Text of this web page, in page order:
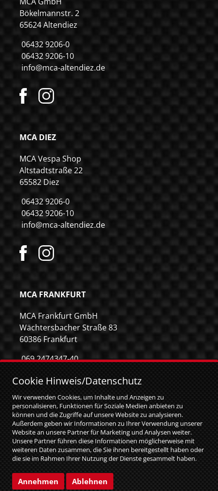
Bökelmannstr. 2
65624 Altendiez
06432 9206-0
06432 9206-10
info@mca-altendiez.de
MCA DIEZ
MCA Vespa Shop
Altstadtstraße 22
65582 Diez
06432 9206-0
06432 9206-10
info@mca-altendiez.de
MCA FRANKFURT
MCA Frankfurt GmbH
Wächtersbacher Straße 83
60386 Frankfurt
069 2474347-40
info@mca-frankfurt.de
© MCA GmbH 2026|web relaunch by attentio
Cookie Hinweis/Datenschutz
Wir verwenden Cookies, um Inhalte und Anzeigen zu
personalisieren, Funktionen für Soziale Medien anbieten zu
können und die Zugriffe auf unsere Website zu analysieren.
Außerdem geben wir Informationen zu Ihrer Verwendung unserer
Website an unsere Partner für Marketing und Analysen weiter.
Unsere Partner führen diese Informationen möglicherweise mit
weiteren Daten zusammen, die Sie ihnen bereitgestellt haben oder
die sie im Rahmen Ihrer Nutzung der Dienste gesammelt haben.
Website weiterhin nutzen.
Annehmen Ablehnen